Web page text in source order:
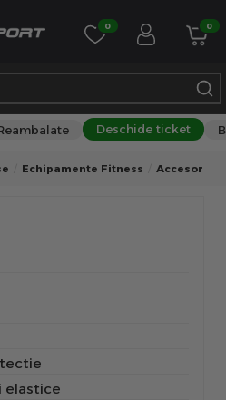
0 0
Deschide ticket
Echipamente Fitness Accesorii
elastice